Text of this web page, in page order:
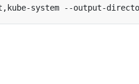
system --output-